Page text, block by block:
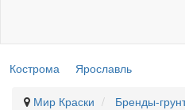
Кострома Ярославль
Мир Краски Бренды-